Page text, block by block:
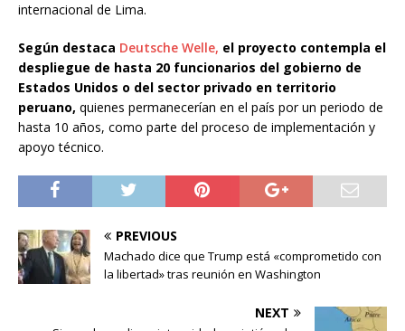
internacional de Lima.
Según destaca Deutsche Welle, el proyecto contempla el
despliegue de hasta 20 funcionarios del gobierno de
Estados Unidos o del sector privado en territorio
peruano, quienes permanecerían en el país por un periodo de
hasta 10 años, como parte del proceso de implementación y
apoyo técnico.
PREVIOUS
Machado dice que Trump está «comprometido con
la libertad» tras reunión en Washington
NEXT